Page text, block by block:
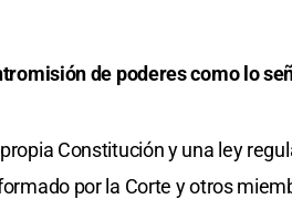
de poderes como lo
Constitución y una ley
por la Corte y otros